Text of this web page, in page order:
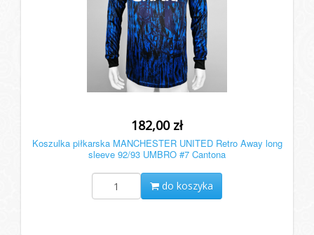
182,00 zł
Koszulka piłkarska MANCHESTER UNITED Retro Away long
sleeve 92/93 UMBRO #7 Cantona
do koszyka